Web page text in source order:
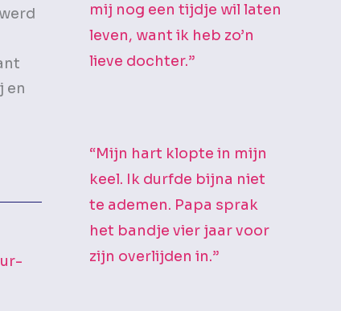
en
mij nog een tijdje wil laten
leven, want ik heb zo’n
lieve dochter.”
“Mijn hart klopte in mijn
keel. Ik durfde bijna niet
te ademen. Papa sprak
het bandje vier jaar voor
zijn overlijden in.”